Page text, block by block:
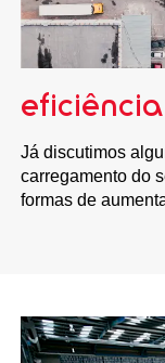
Já discutimos
carregamento do
formas de